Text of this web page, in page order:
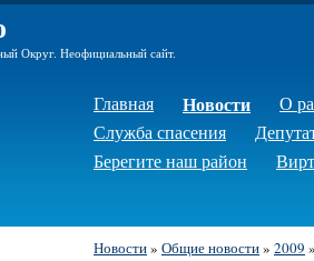
Округ. Неофициальный сайт.
Главная Новости
О
Служба спасения
Берегите наш район
Новости» Общие новости» 2009